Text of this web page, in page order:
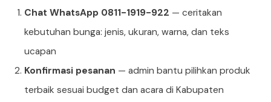
Chat WhatsApp 0811-1919-922 — ceritakan
kebutuhan bunga: jenis, ukuran, warna, dan teks
ucapan
Konfirmasi pesanan — admin bantu pilihkan produk
terbaik sesuai budget dan acara di Kabupaten